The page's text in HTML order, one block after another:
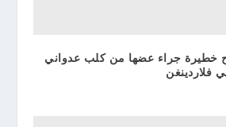
خطيرة جراء عضها من كلب عدواني
فلاردينغن